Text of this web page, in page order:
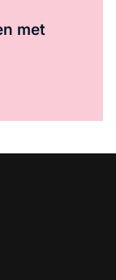
met